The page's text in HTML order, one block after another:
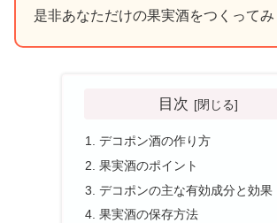
是非あなただけの果実酒をつくってみ
目次
デコポン酒の作り方
果実酒のポイント
デコポンの主な有効成分と効果
果実酒の保存方法